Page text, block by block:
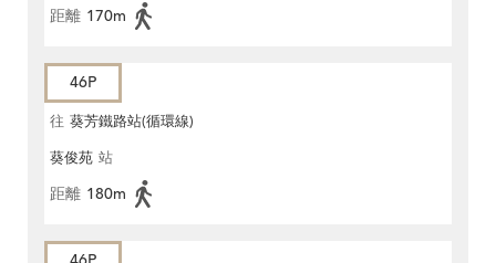
距離 170m
46P
往 葵芳鐵路站(循環線)
葵俊苑 站
距離 180m